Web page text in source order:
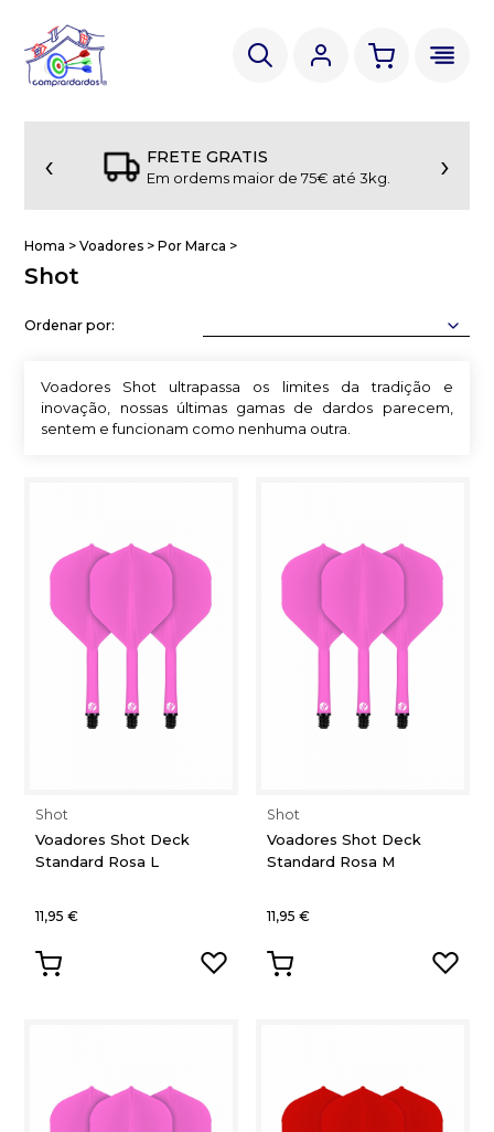
FRETE GRATIS
Em ordems maior de 75€ até 3kg.
‹ ›
Homa >Voadores >Por Marca >
Shot
Ordenar por:
Voadores Shot ultrapassa os limites da tradição e
inovação, nossas últimas gamas de dardos parecem,
sentem e funcionam como nenhuma outra.
Shot
Voadores Shot Deck
Standard Rosa L
11,95 €
Shot
Voadores Shot Deck
Standard Rosa M
11,95 €